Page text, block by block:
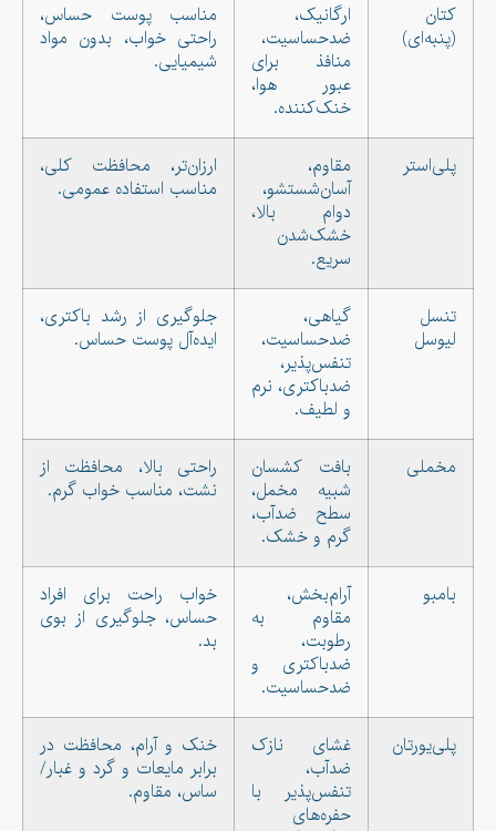
کتان
(پنبه‌ای)
ارگانیک،
ضدحساسیت،
منافذ برای
عبور هوا،
خنک‌کننده.
مناسب پوست حساس،
راحتی خواب، بدون مواد
شیمیایی.
پلی‌استر
مقاوم،
آسان‌شستشو،
دوام بالا،
خشک‌شدن
سریع.
ارزان‌تر، محافظت کلی،
مناسب استفاده عمومی.
تنسل
لیوسل
گیاهی،
ضدحساسیت،
تنفس‌پذیر،
ضدباکتری، نرم
و لطیف.
جلوگیری از رشد باکتری،
ایده‌آل پوست حساس.
مخملی
بافت کشسان
شبیه مخمل،
سطح ضدآب،
گرم و خشک.
راحتی بالا، محافظت از
نشت، مناسب خواب گرم.
بامبو
آرام‌بخش،
مقاوم به
رطوبت،
ضدباکتری و
ضدحساسیت.
خواب راحت برای افراد
حساس، جلوگیری از بوی
بد.
پلی‌یورتان
غشای نازک
ضدآب،
تنفس‌پذیر با
حفره‌های
خنک و آرام، محافظت در
برابر مایعات و گرد و غبار/
ساس، مقاوم.